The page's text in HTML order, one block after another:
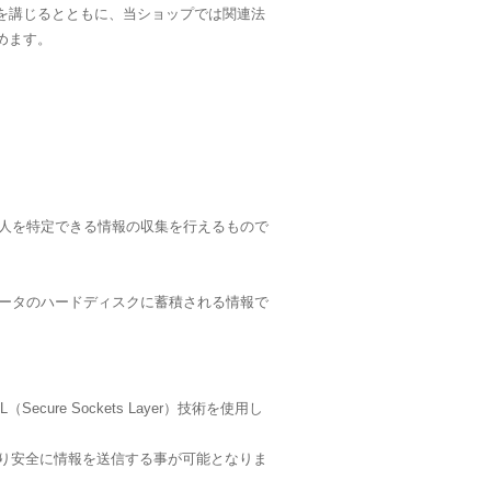
講じるとともに、当ショップでは関連法
す。
を特定できる情報の収集を行えるもので
タのハードディスクに蓄積される情報で
Secure Sockets Layer）技術を使用し
全に情報を送信する事が可能となりま